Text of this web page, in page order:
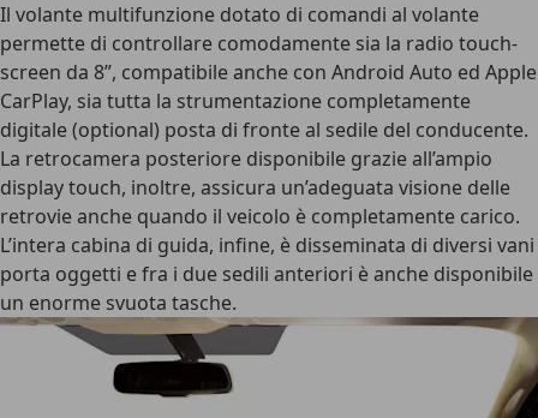
Il volante multifunzione dotato di comandi al volante
permette di controllare comodamente sia la radio touch-
screen da 8”, compatibile anche con Android Auto ed Apple
CarPlay, sia tutta la strumentazione completamente
digitale (optional) posta di fronte al sedile del conducente.
La retrocamera posteriore disponibile grazie all’ampio
display touch, inoltre, assicura un’adeguata visione delle
retrovie anche quando il veicolo è completamente carico.
L’intera cabina di guida, infine, è disseminata di diversi vani
porta oggetti e fra i due sedili anteriori è anche disponibile
un enorme svuota tasche.